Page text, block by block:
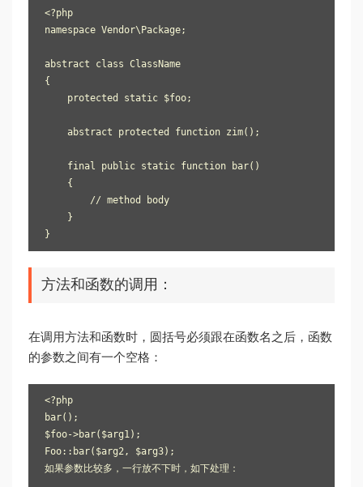
<?php
namespace Vendor\Package;
abstract class ClassName
{
    protected static $foo;
    abstract protected function zim();
    final public static function bar()
    {
        // method body
    }
方法和函数的调用：
在调用方法和函数时，圆括号必须跟在函数名之后，函数
的参数之间有一个空格：
<?php
bar();
$foo->bar($arg1);
Foo::bar($arg2, $arg3);
如果参数比较多，一行放不下时，如下处理：